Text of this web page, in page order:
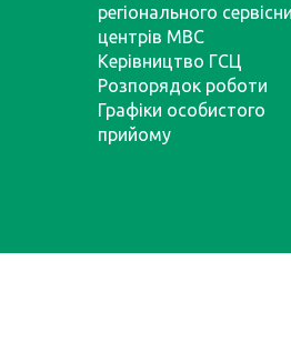
регіонального
центрів МВС
Керівництво ГСЦ
Розпорядок роботи
Графіки особистого
прийому